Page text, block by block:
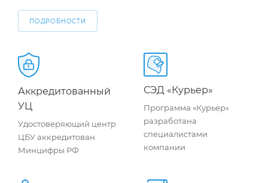
ПОДРОБНОСТИ
Аккредитованный
УЦ
Удостоверяющий центр
ЦБУ аккредитован
Минцифры РФ
СЭД «Курьер»
Программа «Курьер»
разработана
специалистами
компании